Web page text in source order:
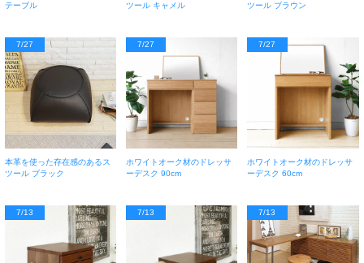
テーブル
ツール キャメル
ツール ブラウン
7/27
本革を使った存在感のあるス
ツール ブラック
7/27
ホワイトオーク材のドレッサ
ーデスク 90cm
7/27
ホワイトオーク材のドレッサ
ーデスク 60cm
7/13 7/13 7/13